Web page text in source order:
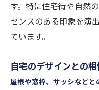
す。特に住宅街や自然
センスのある印象を演
ています。
自宅のデザインとの
屋根や窓枠、サッシなどと